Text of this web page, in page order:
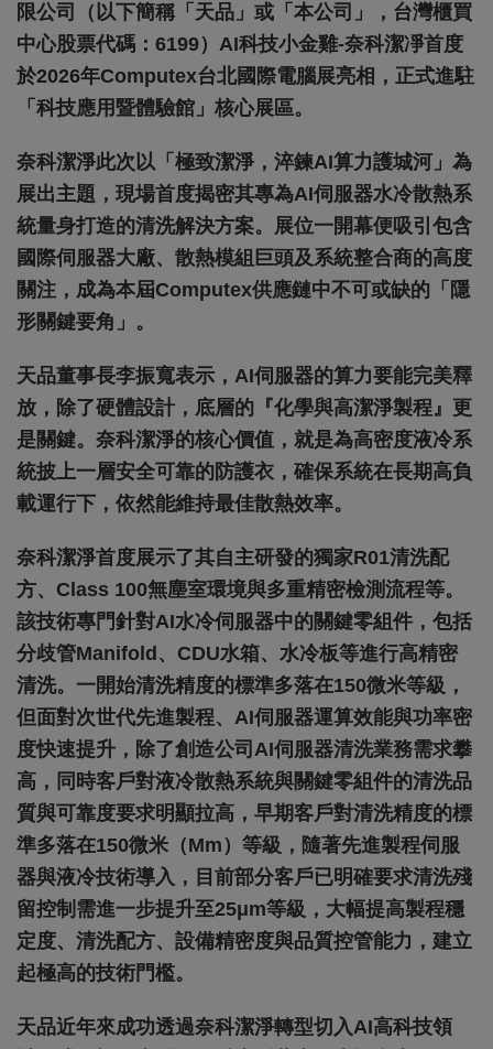
限公司（以下簡稱「天品」或「本公司」，台灣櫃買
中心股票代碼：6199）AI科技小金雞-奈科潔凈首度
於2026年Computex台北國際電腦展亮相，正式進駐
「科技應用暨體驗館」核心展區。
奈科潔淨此次以「極致潔淨，淬鍊AI算力護城河」為
展出主題，現場首度揭密其專為AI伺服器水冷散熱系
統量身打造的清洗解決方案。展位一開幕便吸引包含
國際伺服器大廠、散熱模組巨頭及系統整合商的高度
關注，成為本屆Computex供應鏈中不可或缺的「隱
形關鍵要角」。
天品董事長李振寬表示，AI伺服器的算力要能完美釋
放，除了硬體設計，底層的『化學與高潔淨製程』更
是關鍵。奈科潔淨的核心價值，就是為高密度液冷系
統披上一層安全可靠的防護衣，確保系統在長期高負
載運行下，依然能維持最佳散熱效率。
奈科潔淨首度展示了其自主研發的獨家R01清洗配
方、Class 100無塵室環境與多重精密檢測流程等。
該技術專門針對AI水冷伺服器中的關鍵零組件，包括
分歧管Manifold、CDU水箱、水冷板等進行高精密
清洗。一開始清洗精度的標準多落在150微米等級，
但面對次世代先進製程、AI伺服器運算效能與功率密
度快速提升，除了創造公司AI伺服器清洗業務需求攀
高，同時客戶對液冷散熱系統與關鍵零組件的清洗品
質與可靠度要求明顯拉高，早期客戶對清洗精度的標
準多落在150微米（μm）等級，隨著先進製程伺服
器與液冷技術導入，目前部分客戶已明確要求清洗殘
留控制需進一步提升至25μm等級，大幅提高製程穩
定度、清洗配方、設備精密度與品質控管能力，建立
起極高的技術門檻。
天品近年來成功透過奈科潔淨轉型切入AI高科技領